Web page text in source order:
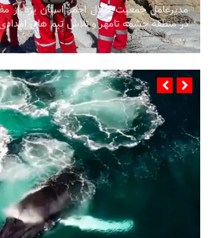
مدیرعامل جمعیت هلال احمر استان یزد از
در منطقه چشمه تامهر و تلاش تیم های
...